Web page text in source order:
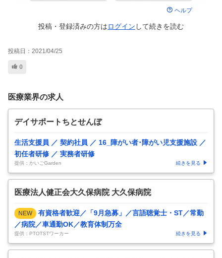
ヘルプ
投稿・登録済みの方はログイン して続きを読む
投稿日： 2021/04/25
0
医療業界の求人
デイサポートちとせんぼ
生活支援員 ／ 契約社員 ／ 16_障がい者･障がい児支援施設 ／
初任者研修 ／ 実務者研修
提供：かいごGarden 続きを見る
医療法人健正会大久保病院 大久保病院
NEW
有資格者歓迎／「9月急募」／言語聴覚士・ST／常勤
／病院／車通勤OK／教育体制万全
提供：PTOTSTワーカー 続きを見る